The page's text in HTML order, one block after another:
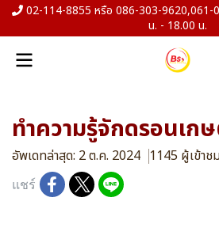
02-114-8855 หรือ 086-303-9620,061-
น. - 18.00 น.
ทำความรู้จักดรอนเก
อัพเดทล่าสุด: 2 ต.ค. 2024 1145 ผู้เข้าช
แชร์